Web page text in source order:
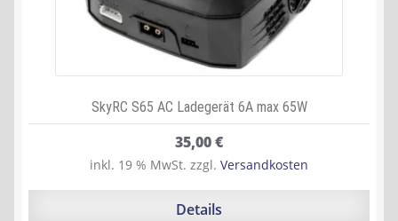
SkyRC S65 AC Ladegerät 6A max 65W
35,00€
inkl. 19 % MwSt. zzgl. Versandkosten
Details